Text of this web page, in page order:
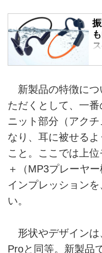
ク
伝
お
＋
る
ぞ
新製品の特徴につ
ただくとして、一
ニット部分（アク
なり、耳に被せる
こと。ここでは上
＋（MP3プレーヤ
インプレッション
い。
形状やデザインは
Proと同等。新製品